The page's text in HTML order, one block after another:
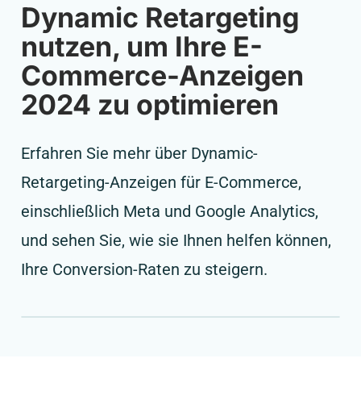
Dynamic Retargeting
nutzen, um Ihre E-
Commerce-Anzeigen
2024 zu optimieren
Erfahren Sie mehr über Dynamic-
Retargeting-Anzeigen für E-Commerce,
einschließlich Meta und Google Analytics,
und sehen Sie, wie sie Ihnen helfen können,
Ihre Conversion-Raten zu steigern.